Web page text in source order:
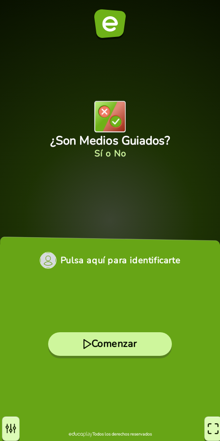
¿Son Medios Guiados?
Sí o No
Pulsa aquí para identificarte
Comenzar
Todos los derechos reservados